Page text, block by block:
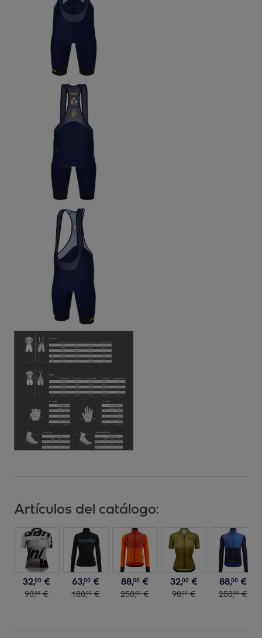
Artículos del catálogo:
32,00 €
90,00 €
63,00 €
180,00 €
88,00 €
250,00 €
32,00 €
90,00 €
88,00 €
250,00 €